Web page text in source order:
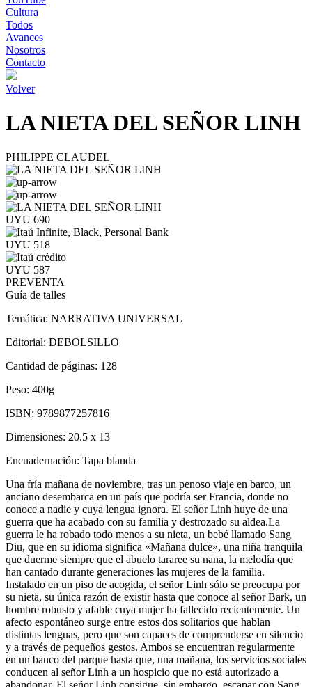
Cultura
Todos
Avances
Nosotros
Contacto
Volver
LA NIETA DEL SEÑOR LINH
PHILIPPE CLAUDEL
UYU 690
UYU 518
UYU 587
PREVENTA
Guía de talles
Temática: NARRATIVA UNIVERSAL
Editorial: DEBOLSILLO
Cantidad de páginas: 128
Peso: 400g
ISBN: 9789877257816
Dimensiones: 20.5 x 13
Encuadernación: Tapa blanda
Una fría mañana de noviembre, tras un penoso viaje en barco, un
anciano desembarca en un país que podría ser Francia, donde no
conoce a nadie y cuya lengua ignora. El señor Linh huye de una
guerra que ha acabado con su familia y destrozado su aldea.La
guerra le ha robado todo menos a su nieta, un bebé llamado Sang
Diu, que en su idioma significa «Mañana dulce», una niña tranquila
que duerme siempre que el abuelo tararee su nana, la melodía que
han cantado durante generaciones las mujeres de la familia.
Instalado en un piso de acogida, el señor Linh sólo se preocupa por
su nieta, su única razón de existir hasta que conoce al señor Bark, un
hombre robusto y afable cuya mujer ha fallecido recientemente. Un
afecto espontáneo surge entre estos dos solitarios que hablan
distintas lenguas, pero que son capaces de comprenderse en silencio
y a través de pequeños gestos. Ambos se encuentran regularmente
en un banco del parque hasta que, una mañana, los servicios sociales
conducen al señor Linh a un hospicio que no está autorizado a
abandonar. El señor Linh consigue, sin embargo, escapar con Sang